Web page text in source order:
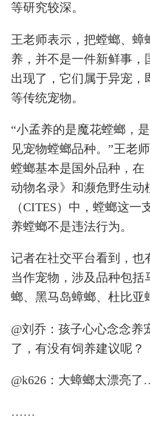
等研究较深。
王老师表示，把螳螂、蟑
养，并不是一件新鲜事，
出现了，它们属于异宠，
等传统宠物。
“小孟养的是魔花螳螂，
见宠物螳螂品种。”王老
螳螂基本是国外品种，在
动物名录》和濒危野生动
（CITES）中，螳螂这
养螳螂不是违法行为。
记者在社交平台看到，也
当作宠物，涉及品种包括
螂、黑马岛蟑螂、杜比亚
@刘乔：孩子心心念念养
了，有没有饲养建议呢？
@k626：大蟑螂太漂亮
……